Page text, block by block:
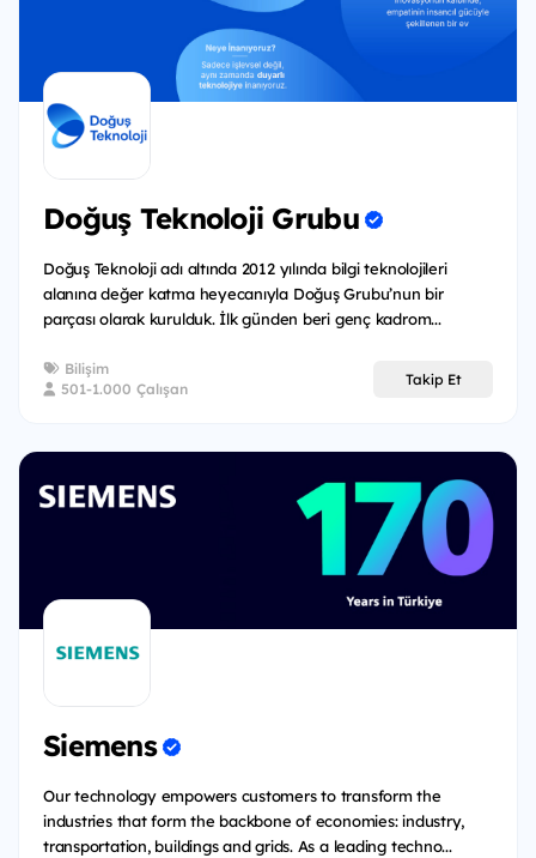
Doğuş Teknoloji Grubu
Doğuş Teknoloji adı altında 2012 yılında bilgi teknolojileri
alanına değer katma heyecanıyla Doğuş Grubu’nun bir
parçası olarak kurulduk. İlk günden beri genç kadrom...
Bilişim
501-1.000 Çalışan
Takip Et
Siemens
Our technology empowers customers to transform the
industries that form the backbone of economies: industry,
transportation, buildings and grids. As a leading techno...